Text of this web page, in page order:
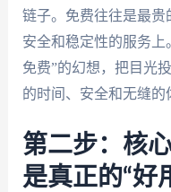
链子。免费往往是最贵
安全和稳定性的服务上
免费”的幻想，把目光
的时间、安全和无缝的
第二步：核
是真正的“好